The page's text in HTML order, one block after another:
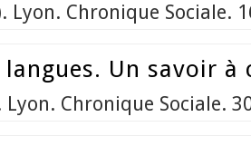
Lyon. Chronique Sociale.
langues. Un savoir
Lyon. Chronique Sociale.